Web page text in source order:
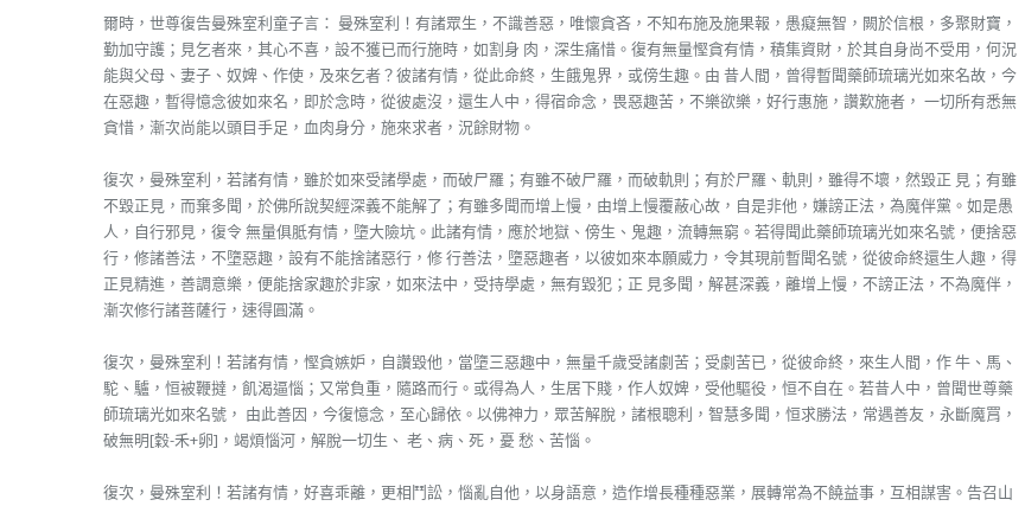
爾時，世尊復告曼殊室利童子言： 曼殊室利！有諸眾生，不識善惡，唯懷貪吝，不知布施及施果報，愚癡無智，闕於信根，多聚財寶，
勤加守護；見乞者來，其心不喜，設不獲已而行施時，如割身 肉，深生痛惜。復有無量慳貪有情，積集資財，於其自身尚不受用，何況
能與父母、妻子、奴婢、作使，及來乞者？彼諸有情，從此命終，生餓鬼界，或傍生趣。由 昔人間，曾得暫聞藥師琉璃光如來名故，今
在惡趣，暫得憶念彼如來名，即於念時，從彼處沒，還生人中，得宿命念，畏惡趣苦，不樂欲樂，好行惠施，讚歎施者， 一切所有悉無
貪惜，漸次尚能以頭目手足，血肉身分，施來求者，況餘財物。
復次，曼殊室利，若諸有情，雖於如來受諸學處，而破尸羅；有雖不破尸羅，而破軌則；有於尸羅、軌則，雖得不壞，然毀正 見；有雖
不毀正見，而棄多聞，於佛所說契經深義不能解了；有雖多聞而增上慢，由增上慢覆蔽心故，自是非他，嫌謗正法，為魔伴黨。如是愚
人，自行邪見，復令 無量俱胝有情，墮大險坑。此諸有情，應於地獄、傍生、鬼趣，流轉無窮。若得聞此藥師琉璃光如來名號，便捨惡
行，修諸善法，不墮惡趣，設有不能捨諸惡行，修 行善法，墮惡趣者，以彼如來本願威力，令其現前暫聞名號，從彼命終還生人趣，得
正見精進，善調意樂，便能捨家趣於非家，如來法中，受持學處，無有毀犯；正 見多聞，解甚深義，離增上慢，不謗正法，不為魔伴，
漸次修行諸菩薩行，速得圓滿。
復次，曼殊室利！若諸有情，慳貪嫉妒，自讚毀他，當墮三惡趣中，無量千歲受諸劇苦；受劇苦已，從彼命終，來生人間，作 牛、馬、
駝、驢，恒被鞭撻，飢渴逼惱；又常負重，隨路而行。或得為人，生居下賤，作人奴婢，受他驅役，恒不自在。若昔人中，曾聞世尊藥
師琉璃光如來名號， 由此善因，今復憶念，至心歸依。以佛神力，眾苦解脫，諸根聰利，智慧多聞，恒求勝法，常遇善友，永斷魔罥，
破無明[穀-禾+卵]，竭煩惱河，解脫一切生、 老、病、死，憂 愁、苦惱。
復次，曼殊室利！若諸有情，好喜乖離，更相鬥訟，惱亂自他，以身語意，造作增長種種惡業，展轉常為不饒益事，互相謀害。告召山